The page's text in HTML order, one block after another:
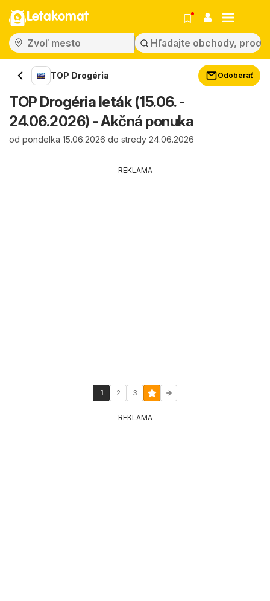
Letakomat
TOP Drogéria Odoberať
TOP Drogéria leták (15.06. -
24.06.2026) - Akčná ponuka
od pondelka 15.06.2026 do stredy 24.06.2026
REKLAMA
1 2 3
REKLAMA